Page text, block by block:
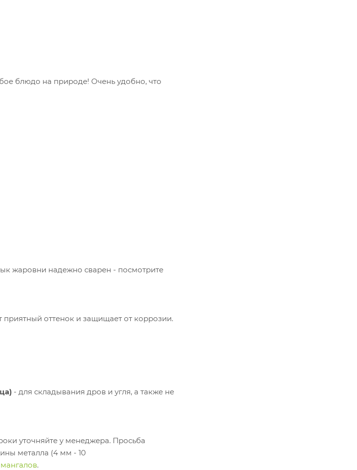
блюдо на природе! Очень удобно, что
жаровни надежно сварен - посмотрите
оттенок и защищает от коррозии.
- для складывания дров и угля, а также не
уточняйте у менеджера. Просьба
металла (4 мм - 10
.